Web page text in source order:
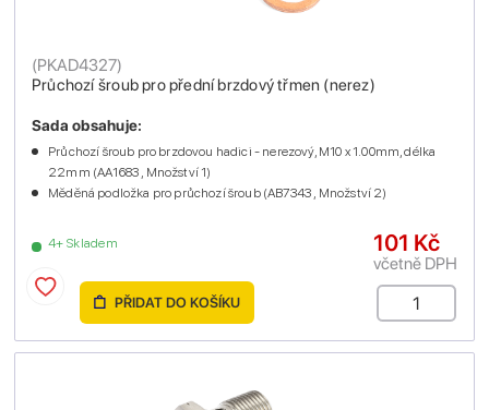
Průchozí šroub pro přední brzdový třmen (nerez)
(PKAD4327)
4+ Skladem
Sada obsahuje:
Průchozí šroub pro brzdovou hadici - nerezový, M10 x 1.00mm, délka
22mm (AA1683 , Množství 1)
Měděná podložka pro průchozí šroub (AB7343 , Množství 2)
101 Kč
včetně DPH
PŘIDAT DO KOŠÍKU